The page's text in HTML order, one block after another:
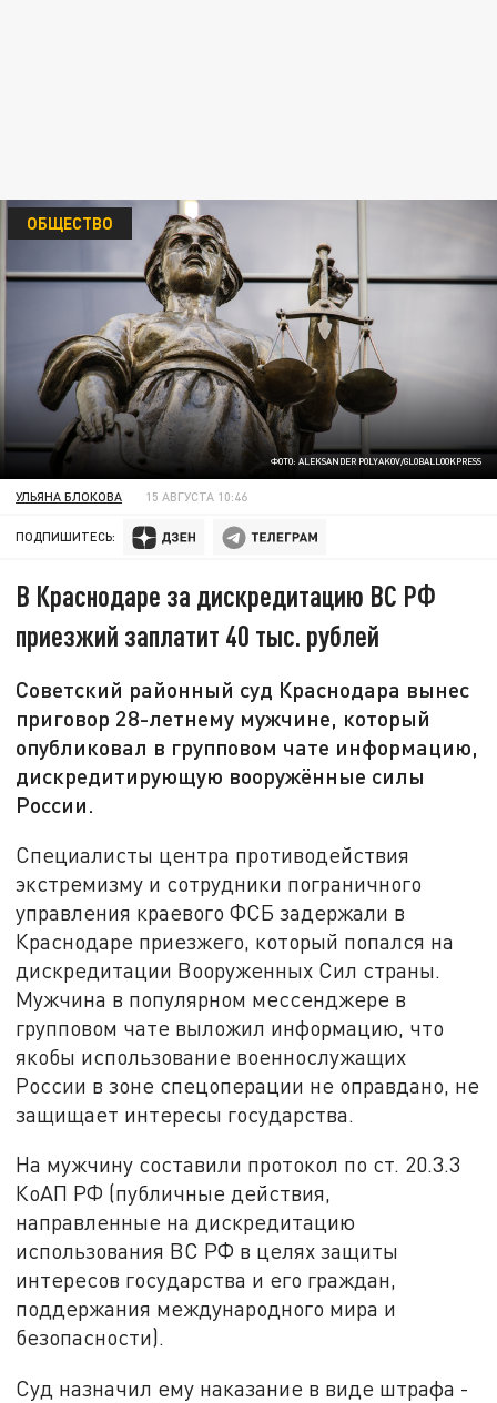
ФОТО: ALEKSANDER POLYAKOV/GLOBALLOOKPRESS
ОБЩЕСТВО
УЛЬЯНА БЛОКОВА 15 АВГУСТА 10:46
ПОДПИШИТЕСЬ:
В Краснодаре за дискредитацию ВС РФ
приезжий заплатит 40 тыс. рублей
Советский районный суд Краснодара вынес
приговор 28-летнему мужчине, который
опубликовал в групповом чате информацию,
дискредитирующую вооружённые силы
России.
Специалисты центра противодействия
экстремизму и сотрудники пограничного
управления краевого ФСБ задержали в
Краснодаре приезжего, который попался на
дискредитации Вооруженных Сил страны.
Мужчина в популярном мессенджере в
групповом чате выложил информацию, что
якобы использование военнослужащих
России в зоне спецоперации не оправдано, не
защищает интересы государства.
На мужчину составили протокол по ст. 20.3.3
КоАП РФ (публичные действия,
направленные на дискредитацию
использования ВС РФ в целях защиты
интересов государства и его граждан,
поддержания международного мира и
безопасности).
Суд назначил ему наказание в виде штрафа -